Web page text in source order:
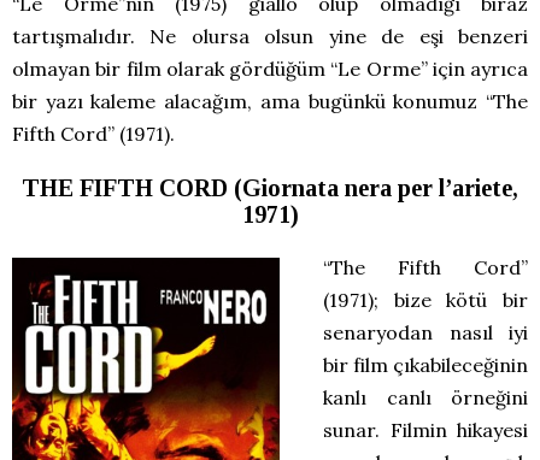
tartışmalıdır. Ne olursa olsun yine de eşi benzeri
olmayan bir film olarak gördüğüm “Le Orme” için ayrıca
bir yazı kaleme alacağım, ama bugünkü konumuz “The
Fifth Cord” (1971).
THE FIFTH CORD (Giornata nera per l’ariete,
1971)
“The Fifth Cord”
(1971); bize kötü bir
senaryodan nasıl iyi
bir film çıkabileceğinin
kanlı canlı örneğini
sunar. Filmin hikayesi